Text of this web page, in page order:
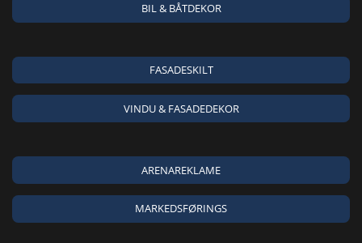
BIL & BÅTDEKOR
FASADESKILT
VINDU & FASADEDEKOR
ARENAREKLAME
MARKEDSFØRINGS